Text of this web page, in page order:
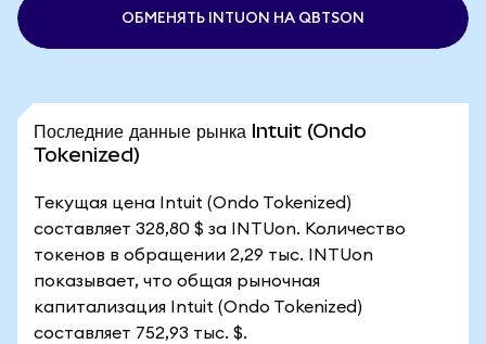
ОБМЕНЯТЬ INTUON НА QBTSON
Последние данные рынка Intuit (Ondo
Tokenized)
Текущая цена Intuit (Ondo Tokenized)
составляет 328,80 $ за INTUon. Количество
токенов в обращении 2,29 тыс. INTUon
показывает, что общая рыночная
капитализация Intuit (Ondo Tokenized)
составляет 752,93 тыс. $.